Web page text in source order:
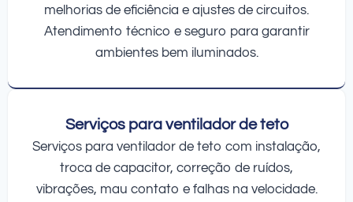
melhorias de eficiência e ajustes de circuitos.
Atendimento técnico e seguro para garantir
ambientes bem iluminados.
Serviços para ventilador de teto
Serviços para ventilador de teto com instalação,
troca de capacitor, correção de ruídos,
vibrações, mau contato e falhas na velocidade.